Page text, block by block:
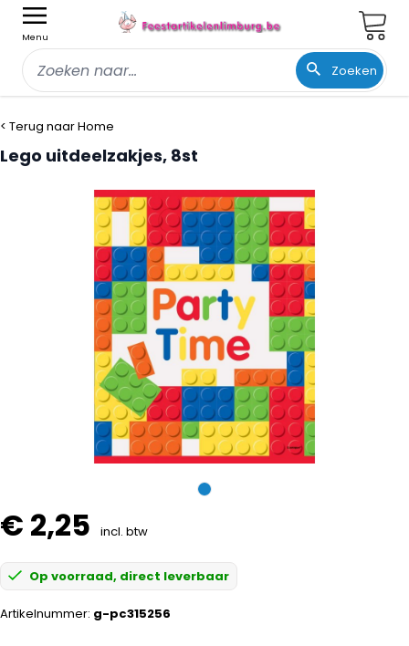
Menu
Zoeken
< Terug naar Home
Lego uitdeelzakjes, 8st
€ 2,25 incl. btw
Op voorraad, direct leverbaar
Artikelnummer: g-pc315256